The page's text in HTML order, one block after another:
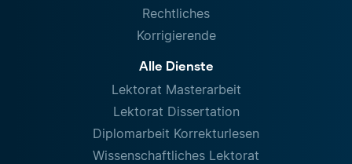
Rechtliches
Korrigierende
Alle Dienste
Lektorat Masterarbeit
Lektorat Dissertation
Diplomarbeit Korrekturlesen
Wissenschaftliches Lektorat